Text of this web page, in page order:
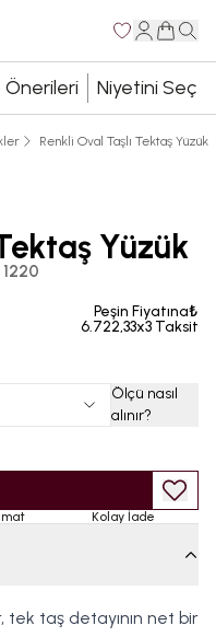
Önerileri Niyetini Seç
Renkli Oval Taşlı Tektaş Yüzük
Yüzük
1220
Peşin Fiyatına₺
6.722,33x3 Taksit
Ölçü nasıl
alınır?
Kolay İade
tek taş detayının net bir